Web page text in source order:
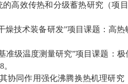
高效传热和分级蓄热研究（项目
技术装备研发”项目课题：高
级温度测量研究”项目课题：
。
协同作用强化沸腾换热机理研究